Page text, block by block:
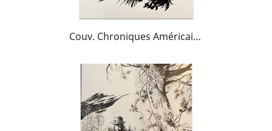
Couv. Chroniques Américaines T2